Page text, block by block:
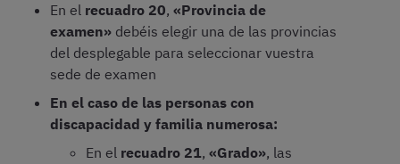
En el recuadro 20, «Provincia de
examen» debéis elegir una de las provincias
del desplegable para seleccionar vuestra
sede de examen
En el caso de las personas con
discapacidad y familia numerosa:
En el recuadro 21, «Grado», las